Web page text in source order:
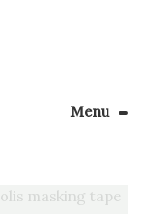
Menu
la couture